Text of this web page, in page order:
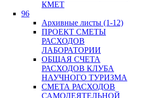
КМЕТ
96
Архивные листы (1-12)
ПРОЕКТ СМЕТЫ
РАСХОДОВ
ЛАБОРАТОРИИ
ОБЩАЯ СЧЕТА
РАСХОДОВ КЛУБА
НАУЧНОГО ТУРИЗМА
СМЕТА РАСХОДОВ
САМОДЕЯТЕЛЬНОЙ